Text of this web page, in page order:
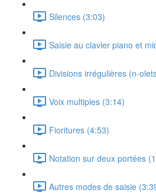
Silences (3:03)
Saisie au clavier piano et
Divisions irrégulières (n-
Voix multiples (3:14)
Fioritures (4:53)
Notation sur deux portées
Autres modes de saisie